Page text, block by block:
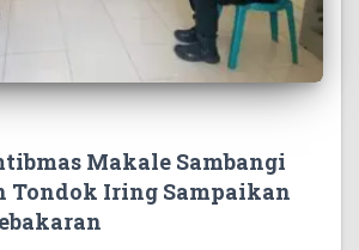
Makale Sambangi
Tondok Iring Sampaikan